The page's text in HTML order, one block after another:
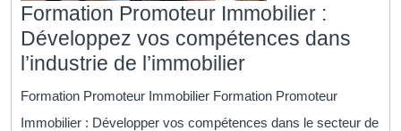
Formation Promoteur Immobilier :
Développez vos compétences dans
l’industrie de l’immobilierFormation
Promoteur
Immobilier
Formation Promoteur Immobilier Formation Promoteur
Immobilier : Développer vos compétences dans le secteur de